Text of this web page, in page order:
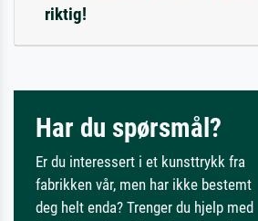
riktig!
Har du spørsmål?
Er du interessert i et kunsttrykk fra
fabrikken vår, men har ikke bestemt
deg helt enda? Trenger du hjelp med